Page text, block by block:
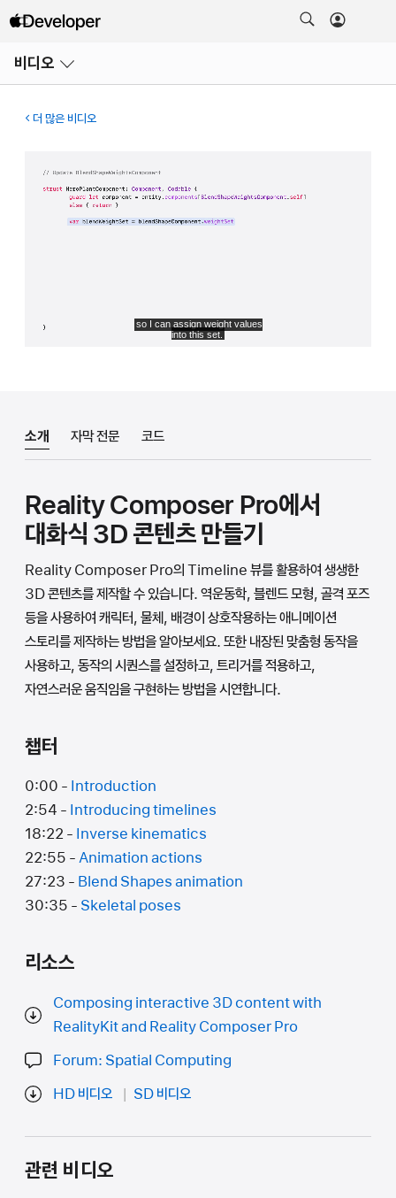
비디오
열기
더 많은 비디오
소개 자막 전문 코드
Reality Composer Pro에서
대화식 3D 콘텐츠 만들기
Reality Composer Pro의 Timeline 뷰를 활용하여 생생한
3D 콘텐츠를 제작할 수 있습니다. 역운동학, 블렌드 모형, 골격 포즈
등을 사용하여 캐릭터, 물체, 배경이 상호작용하는 애니메이션
스토리를 제작하는 방법을 알아보세요. 또한 내장된 맞춤형 동작을
사용하고, 동작의 시퀀스를 설정하고, 트리거를 적용하고,
자연스러운 움직임을 구현하는 방법을 시연합니다.
챕터
0:00 - Introduction
2:54 - Introducing timelines
18:22 - Inverse kinematics
22:55 - Animation actions
27:23 - Blend Shapes animation
30:35 - Skeletal poses
리소스
Composing interactive 3D content with
RealityKit and Reality Composer Pro
Forum: Spatial Computing
HD 비디오
SD 비디오
관련 비디오